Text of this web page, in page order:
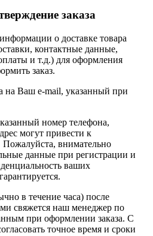
заказа
о доставке товара
контактные данные,
и т.д.) для оформления
заказ.
на Ваш e-mail, указанный при
номер телефона,
могут привести к
Пожалуйста, внимательно
данные при регистрации и
ваших
в течение часа) после
свяжется наш менеджер по
при оформлении заказа. С
точное время и сроки